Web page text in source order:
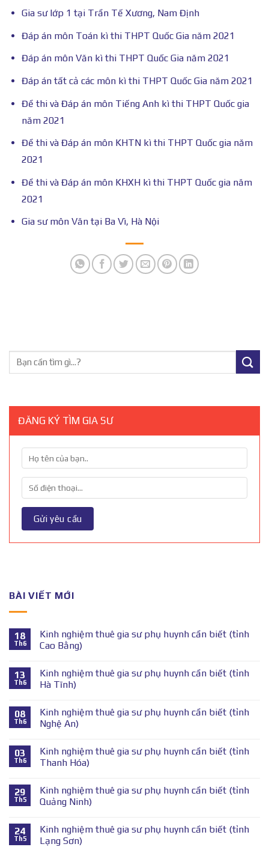
Gia sư lớp 1 tại Trần Tế Xương, Nam Định
Đáp án môn Toán kì thi THPT Quốc Gia năm 2021
Đáp án môn Văn kì thi THPT Quốc Gia năm 2021
Đáp án tất cả các môn kì thi THPT Quốc Gia năm 2021
Đề thi và Đáp án môn Tiếng Anh kì thi THPT Quốc gia
năm 2021
Đề thi và Đáp án môn KHTN kì thi THPT Quốc gia năm
2021
Đề thi và Đáp án môn KHXH kì thi THPT Quốc gia năm
2021
Gia sư môn Văn tại Ba Vì, Hà Nội
ĐĂNG KÝ TÌM GIA SƯ
BÀI VIẾT MỚI
18
Th6
Kinh nghiệm thuê gia sư phụ huynh cần biết (tỉnh
Cao Bằng)
13
Th6
Kinh nghiệm thuê gia sư phụ huynh cần biết (tỉnh
Hà Tĩnh)
08
Th6
Kinh nghiệm thuê gia sư phụ huynh cần biết (tỉnh
Nghệ An)
03
Th6
Kinh nghiệm thuê gia sư phụ huynh cần biết (tỉnh
Thanh Hóa)
29
Th5
Kinh nghiệm thuê gia sư phụ huynh cần biết (tỉnh
Quảng Ninh)
24
Th5
Kinh nghiệm thuê gia sư phụ huynh cần biết (tỉnh
Lạng Sơn)